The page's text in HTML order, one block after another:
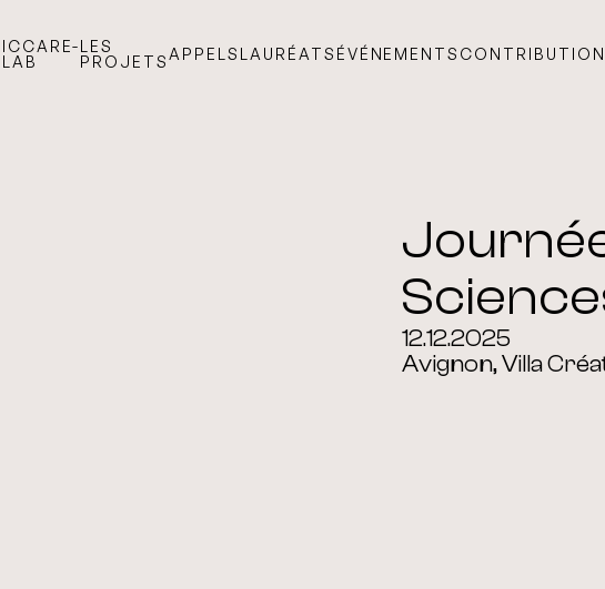
ICCARE-
LAB
LES
PROJETSAPPELS LAURÉATS ÉVÉNEMENTS
12.12.2025
Avignon, Villa